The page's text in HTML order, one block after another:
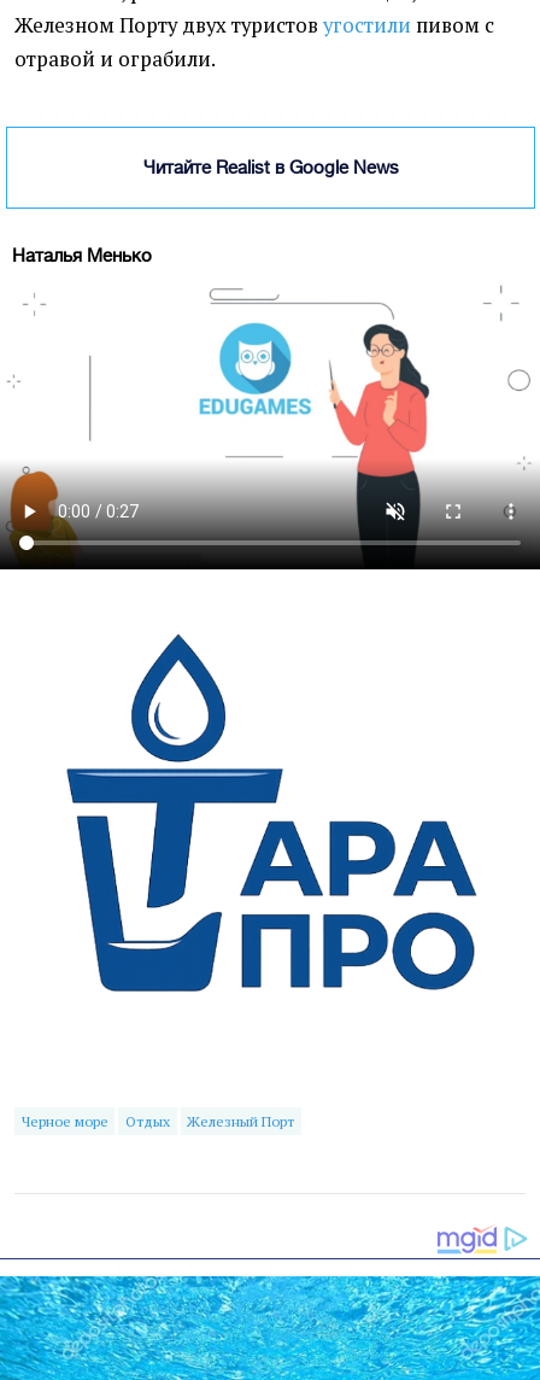
Железном Порту двух туристов угостили пивом с
отравой и ограбили.
Читайте Realist в Google News
Наталья Менько
Черное море Отдых Железный Порт